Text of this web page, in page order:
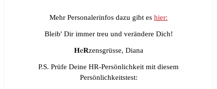
Mehr Personalerinfos dazu gibt es hier:
Bleib' Dir immer treu und verändere Dich!
HeRzensgrüsse, Diana
P.S. Prüfe Deine HR-Persönlichkeit mit diesem
Persönlichkeitstest: